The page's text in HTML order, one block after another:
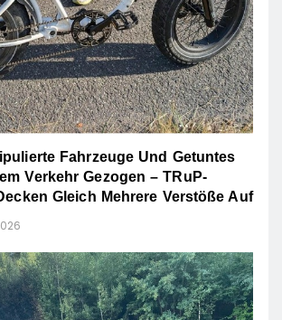
Fahrzeuge Und Getuntes
Verkehr Gezogen – TRuP-
Gleich Mehrere Verstöße Auf